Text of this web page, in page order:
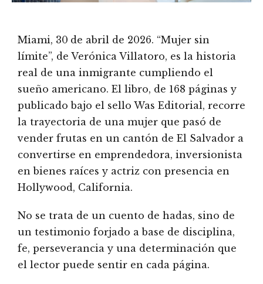
Miami, 30 de abril de 2026. “Mujer sin
límite”, de Verónica Villatoro, es la historia
real de una inmigrante cumpliendo el
sueño americano. El libro, de 168 páginas y
publicado bajo el sello Was Editorial, recorre
la trayectoria de una mujer que pasó de
vender frutas en un cantón de El Salvador a
convertirse en emprendedora, inversionista
en bienes raíces y actriz con presencia en
Hollywood, California.
No se trata de un cuento de hadas, sino de
un testimonio forjado a base de disciplina,
fe, perseverancia y una determinación que
el lector puede sentir en cada página.